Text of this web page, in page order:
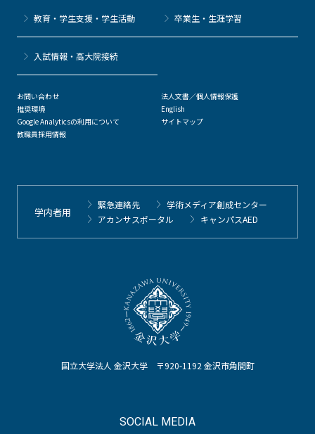
国立大学法人 金沢大学 〒920-1192 金沢市角間町
SOCIAL MEDIA
教育・学生支援・学生活動 卒業生・生涯学習
⼊試情報・高大院接続
お問い合わせ
推奨環境
Google Analyticsの利用について
教職員採用情報
法人文書／個人情報保護
English
サイトマップ
学内者用
緊急連絡先
学術メディア創成センター
アカンサスポータル
キャンパスAED